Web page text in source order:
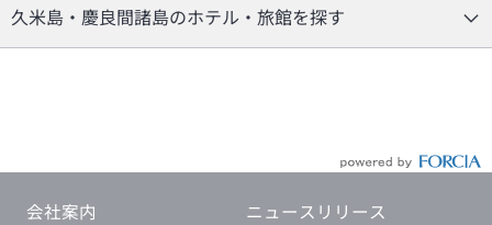
久米島・慶良間諸島のホテル・旅館を探す
会社案内 ニュースリリース